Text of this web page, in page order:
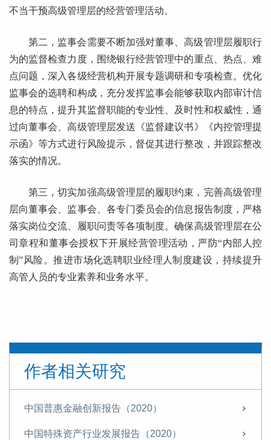
不当干预高级管理层的经营管理活动。
第二，监事会需要不断加强对董事、高级管理层履职行
为的监督检查力度，围绕银行经营管理中的重点、热点、难
点问题，深入各级经营机构开展专题调研和专项检查。优化
监事会的选聘和构成，充分发挥监事会能够获取内部审计信
息的特点，提升其监督职能的专业性、及时性和权威性，通
过向董事会、高级管理层发送《监督建议书》《内控管理提
示函》等方式进行风险提示，督促其进行整改，并跟踪整改
落实的情况。
第三，切实加强高级管理层的履职约束，完善高级管理
层向董事会、监事会、各专门委员会的信息报告制度，严格
落实岗位交流、履职问责等各项制度。确保高级管理层在公
司章程和董事会授权下开展经营管理活动，严防“内部人控
制”风险。推进市场化选聘职业经理人制度建设，持续提升
高管人员的专业素养和业务水平。
作者相关研究
中国普惠金融创新报告（2020）
中国特殊资产行业发展报告（2020）